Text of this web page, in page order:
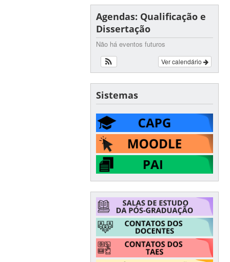
Agendas: Qualificação e
Dissertação
Não há eventos futuros
Ver calendário
Sistemas